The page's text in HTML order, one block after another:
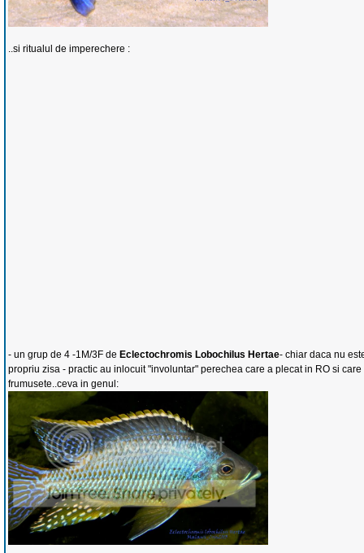
..si ritualul de imperechere :
- un grup de 4 -1M/3F de Eclectochromis Lobochilus Hertae- chiar daca nu
propriu zisa - practic au inlocuit "involuntar" perechea care a plecat in RO si care
frumusete..ceva in genul: